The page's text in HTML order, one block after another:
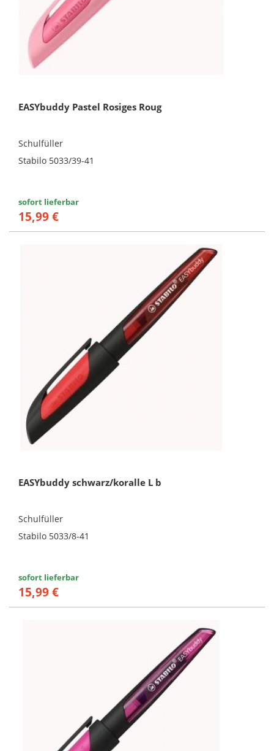
EASYbuddy Pastel Rosiges Roug
Schulfüller
Stabilo 5033/39-41
sofort lieferbar
15,99 €
EASYbuddy schwarz/koralle L b
Schulfüller
Stabilo 5033/8-41
sofort lieferbar
15,99 €